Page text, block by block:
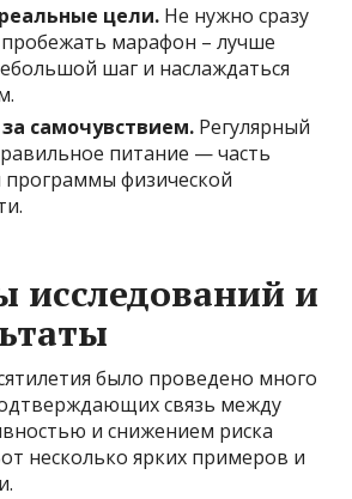
цели. Не нужно сразу
марафон – лучше
шаг и наслаждаться
самочувствием. Регулярный
питание — часть
физической
и
было проведено много
связь между
и снижением риска
несколько ярких примеров и